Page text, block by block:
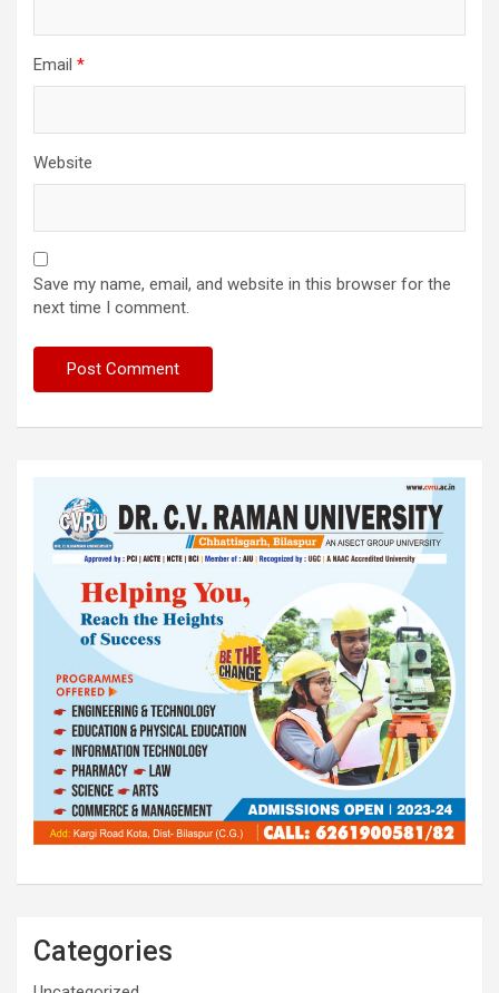
Email *
Website
Save my name, email, and website in this browser for the
next time I comment.
Categories